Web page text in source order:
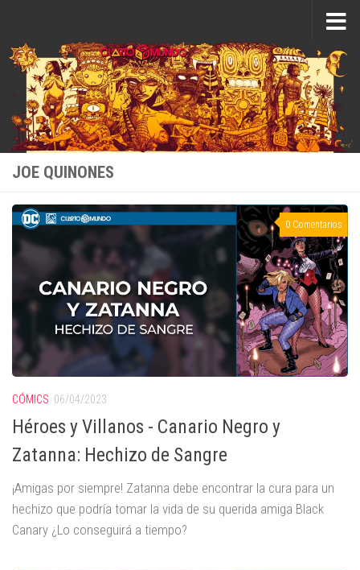
JOE QUINONES
0 Comentarios
CÓMICS 06/04/2023
Héroes y Villanos - Canario Negro y
Zatanna: Hechizo de Sangre
¡Amigas por siempre! Zatanna debe encontrar la cura para un
hechizo que podría tomar la vida de su querida amiga Black
Canary ¿Lo conseguirá a tiempo?